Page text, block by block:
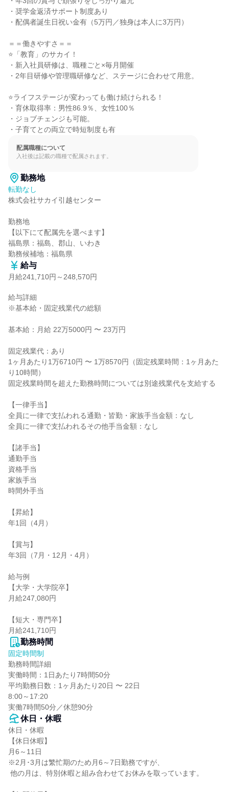
・奨学金返済サポート制度あり
・配偶者誕生日祝い金有（5万円／独身は本人に3万円）
＝＝働きやすさ＝＝
⭐「教育」のサカイ！
・新入社員研修は、職種ごと×毎月開催
・2年目研修や管理職研修など、ステージに合わせて用意。
⭐ライフステージが変わっても働け続けられる！
・育休取得率：男性86.9％、女性100％
・ジョブチェンジも可能。
・子育てとの両立で時短制度も有
配属職種について
入社後は記載の職種で配属されます。
勤務地
転勤なし
株式会社サカイ引越センター
勤務地
【以下にて配属先を選べます】
福島県：福島、郡山、いわき
勤務候補地：福島県
給与
月給241,710円～248,570円
給与詳細
※基本給・固定残業代の総額
基本給：月給 22万5000円 〜 23万円
固定残業代：あり
1ヶ月あたり1万6710円 〜 1万8570円（固定残業時間：1ヶ月あた
り10時間）
固定残業時間を超えた勤務時間については別途残業代を支給する
【一律手当】
全員に一律で支払われる通勤・皆勤・家族手当金額：なし
全員に一律で支払われるその他手当金額：なし
【諸手当】
通勤手当
資格手当
家族手当
時間外手当
【昇給】
年1回（4月）
【賞与】
年3回（7月・12月・4月）
給与例
【大学・大学院卒】
月給247,080円
【短大・専門卒】
月給241,710円
勤務時間
固定時間制
勤務時間詳細
実働時間：1日あたり7時間50分
平均勤務日数：1ヶ月あたり20日 〜 22日
8:00～17:20
実働7時間50分／休憩90分
休日・休暇
休日・休暇
【休日休暇】
月6～11日
※2月･3月は繁忙期のため月6～7日勤務ですが、